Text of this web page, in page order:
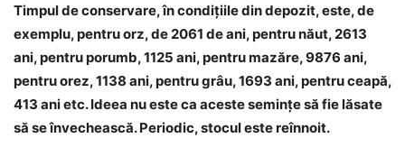
Timpul de conservare, în condiţiile din depozit, este, de
exemplu, pentru orz, de 2061 de ani, pentru năut, 2613
ani, pentru porumb, 1125 ani, pentru mazăre, 9876 ani,
pentru orez, 1138 ani, pentru grâu, 1693 ani, pentru ceapă,
413 ani etc. Ideea nu este ca aceste seminţe să fie lăsate
să se învechească. Periodic, stocul este reînnoit.